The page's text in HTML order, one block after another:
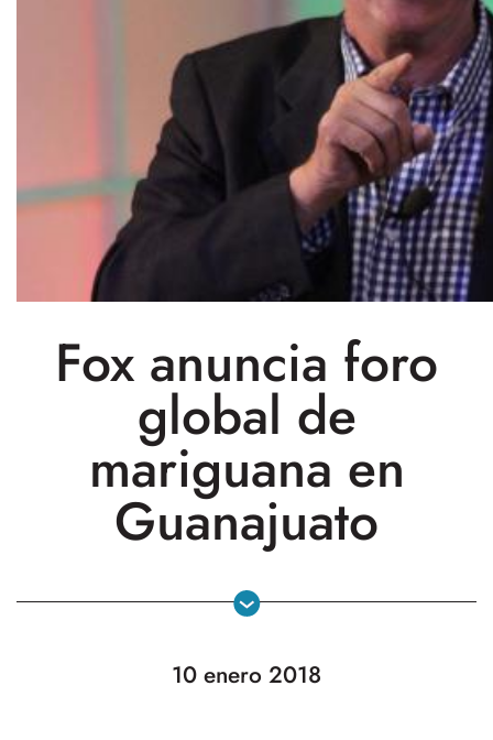
Fox anuncia foro
global de
mariguana en
Guanajuato
10 enero 2018